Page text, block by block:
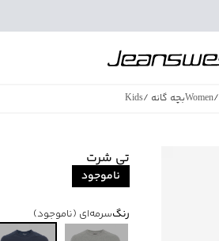
/
Womenبچه گانه /
Kids
تی شرت
ناموجود
رنگسرمه‌ای (ناموجود)